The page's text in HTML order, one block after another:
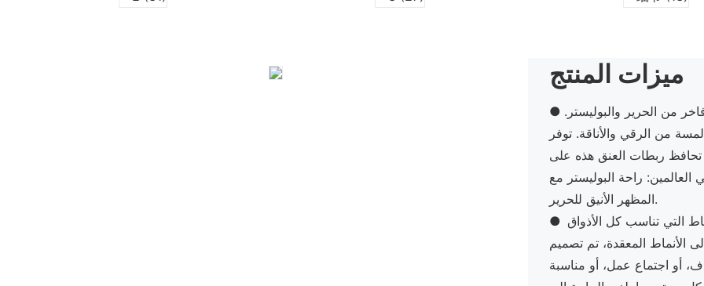
ميزات المنتج
من الحرير والبوليستر.
من الرقي والأناقة. توفر
تحافظ ربطات العنق هذه على
راحة البوليستر مع
المظهر الأنيق للحرير.
● التي تناسب كل الأذواق
الأنماط المعقدة، تم تصميم
أو اجتماع عمل، أو مناسبة